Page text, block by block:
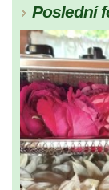
Poslední